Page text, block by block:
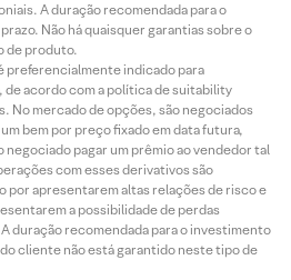
A duração recomendada para o
Não há quaisquer garantias sobre o
de produto.
preferencialmente indicado para
acordo com a política de suitability
No mercado de opções, são negociados
bem por preço fixado em data futura,
pagar um prêmio ao vendedor tal
com esses derivativos são
por apresentarem altas relações de risco e
a possibilidade de perdas
duração recomendada para o investimento
cliente não está garantido neste tipo de